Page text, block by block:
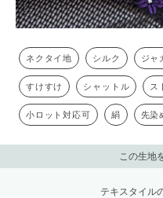
ネクタイ地 シルク ジャ
すけすけ シャットル ス
小ロット対応可 絹 先染
この生地
テキスタイル